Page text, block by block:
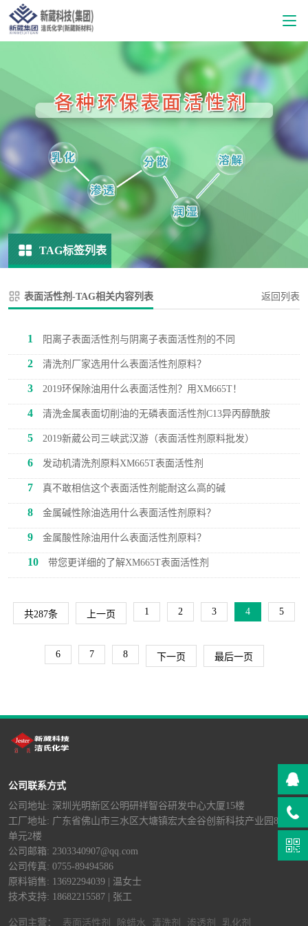
TAG标签列表
表面活性剂-TAG相关内容列表 返回列表
1 阳离子表面活性剂与阴离子表面活性剂的不同
2 清洗剂厂家选用什么表面活性剂原料？
3 2019环保除油用什么表面活性剂？用XM665T！
4 清洗金属表面切削油的无磷表面活性剂C13异丙醇酰胺
5 2019新葳公司三峡武汉游（表面活性剂原料批发）
6 发动机清洗剂原料XM665T表面活性剂
7 真不敢相信这个表面活性剂能耐这么高的碱
8 金属碱性除油选用什么表面活性剂原料？
9 金属酸性除油用什么表面活性剂原料？
10 带您更详细的了解XM665T表面活性剂
共287条 上一页 1 2 3 4 5
6 7 8 下一页 最后一页
公司联系方式
公司地址: 深圳光明新区公明研祥智谷研发中心大厦15楼
工厂地址: 广东省佛山市三水区大塘镇宏大金谷创新科技产业园8栋B
单元2楼
公司邮箱: 2303340907@qq.com
公司传真: 0755-89494586
原料销售: 13692294039 | 温女士
技术支持: 18682215587 | 张工
公司主营： 表面活性剂 除蜡水 清洗剂 渗透剂 乳化剂